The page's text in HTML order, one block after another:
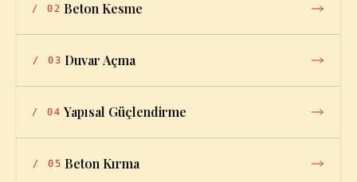
/ 02 Beton Kesme
/ 03 Duvar Açma
/ 04 Yapısal Güçlendirme
/ 05 Beton Kırma